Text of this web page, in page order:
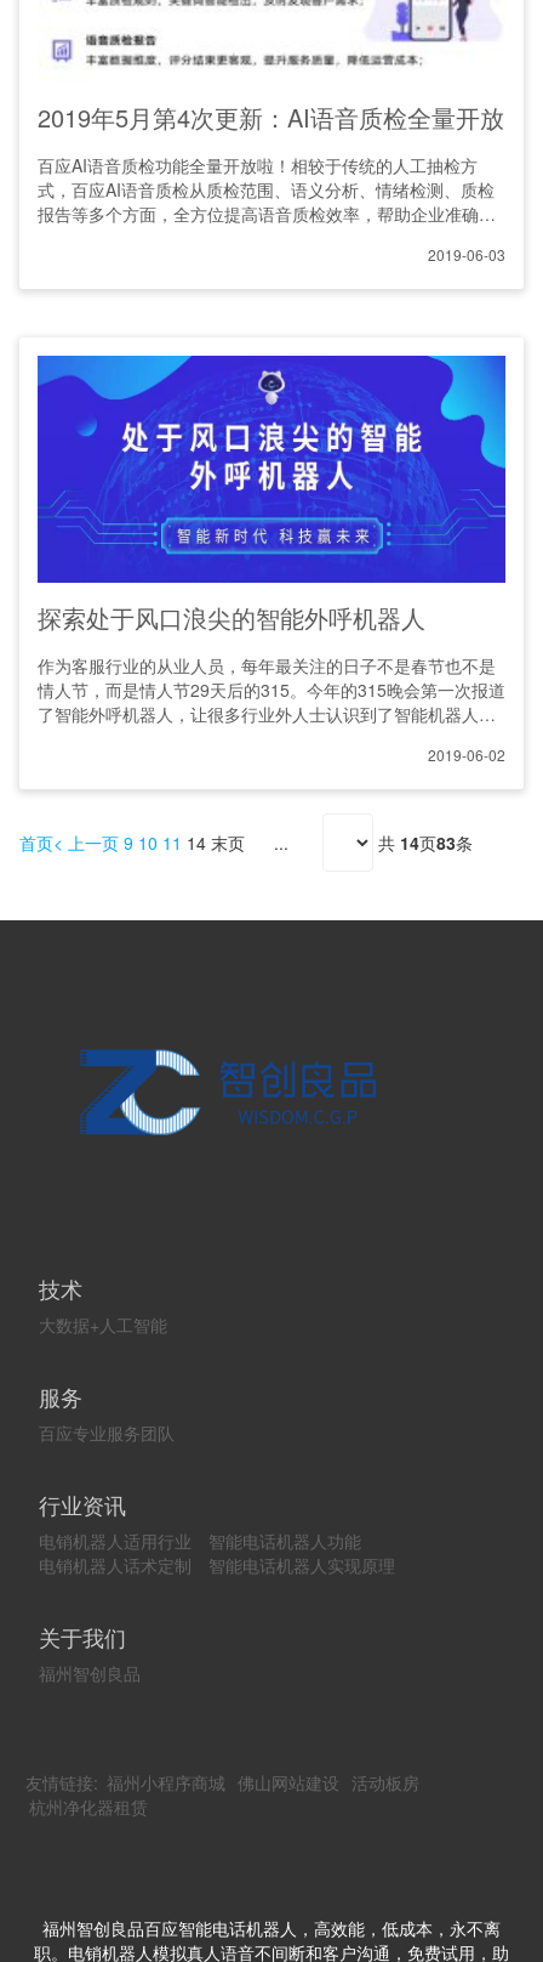
2019年5月第4次更新：AI语音质检全量开放
百应AI语音质检功能全量开放啦！相较于传统的人工抽检方
式，百应AI语音质检从质检范围、语义分析、情绪检测、质检
报告等多个方面，全方位提高语音质检效率，帮助企业准确把
2019-06-03
探索处于风口浪尖的智能外呼机器人
作为客服行业的从业人员，每年最关注的日子不是春节也不是
情人节，而是情人节29天后的315。今年的315晚会第一次报道
了智能外呼机器人，让很多行业外人士认识到了智能机器人的
2019-06-02
首页 上一页 9 10 11 14 末页 共 14页83条
技术
大数据+人工智能
服务
百应专业服务团队
行业资讯
电销机器人适用行业
智能电话机器人功能
电销机器人话术定制
智能电话机器人实现原理
关于我们
福州智创良品
友情链接: 福州小程序商城 佛山网站建设 活动板房
杭州净化器租赁
福州智创良品百应智能电话机器人，高效能，低成本，永不离
职。电销机器人模拟真人语音不间断和客户沟通，免费试用，助